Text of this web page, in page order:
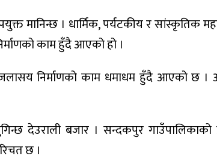
मानिन्छ । धार्मिक, पर्यटकीय र सांस्कृतिक
काम हुँदै आएको हो ।
जलासय निर्माणको काम धमाधम हुँदै आएको छ ।
देउराली बजार । सन्दकपुर
छ ।